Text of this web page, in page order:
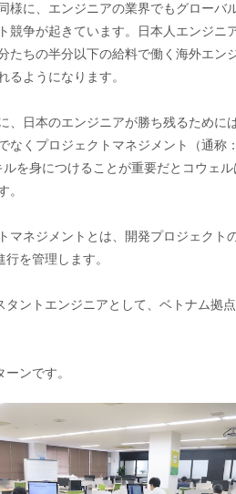
様に、エンジニアの業界でもグローバ
競争が起きています。日本人エンジニ
たちの半分以下の給料で働く海外エン
るようになります。
、日本のエンジニアが勝ち残るためには
なくプロジェクトマネジメント（通称：
ルを身につけることが重要だとコウェル
。
マネジメントとは、開発プロジェクト
を管理します。
ントエンジニアとして、ベトナム拠
ンです。